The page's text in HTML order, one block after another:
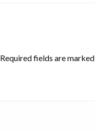
Required fields are marked